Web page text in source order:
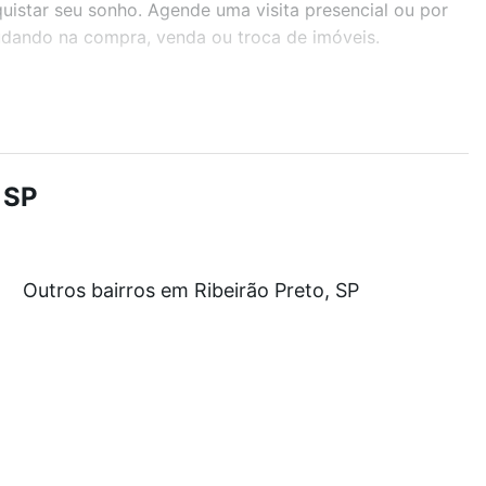
seu sonho. Agende uma visita presencial ou por
na compra, venda ou troca de imóveis.
salão de festas ou área verde e encontrar
a partir de R$ 0 e com nossas opções de
envolvidos no processo de compra, veja em nosso
Outros bairros em Ribeirão Preto, SP